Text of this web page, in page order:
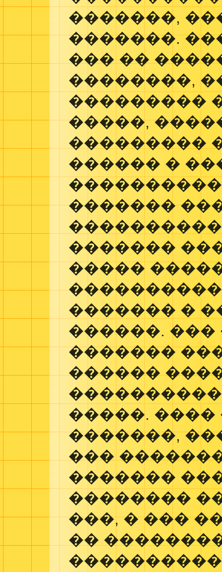
�������,
�������.
��� ��
��������,
���������
�����,
���������
������ �
�������
�������
�����
������� �
������. ���
�������
������
�����.
�������,
���
�������
��������
���, � ���
��